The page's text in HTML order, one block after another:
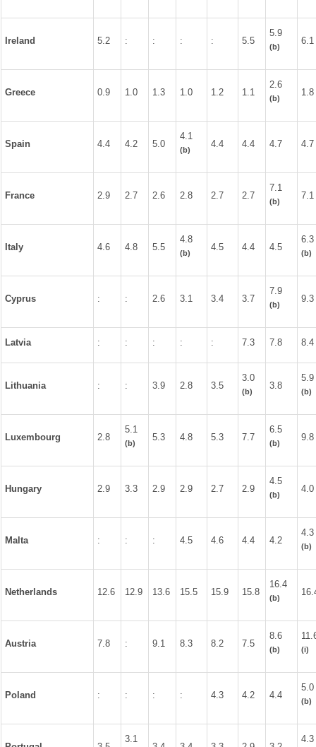
Ireland 5.2 : : : : 5.5
5.9
(b) 6.1
Greece 0.9 1.0 1.3 1.0 1.2 1.1
2.6
(b) 1.8
Spain 4.4 4.2 5.0
4.1
(b) 4.4 4.4 4.7 4.7
France 2.9 2.7 2.6 2.8 2.7 2.7
7.1
(b) 7.1
Italy 4.6 4.8 5.5
4.8
(b) 4.5 4.4 4.5
6.3
(b)
Cyprus : : 2.6 3.1 3.4 3.7
7.9
(b) 9.3
Latvia : : : : : 7.3 7.8 8.4
Lithuania : : 3.9 2.8 3.5
3.0
(b) 3.8
5.9
(b)
Luxembourg 2.8
5.1
(b) 5.3 4.8 5.3 7.7
6.5
(b) 9.8
Hungary 2.9 3.3 2.9 2.9 2.7 2.9
4.5
(b) 4.0
Malta : : : 4.5 4.6 4.4 4.2
4.3
(b)
Netherlands 12.6 12.9 13.6 15.5 15.9 15.8
16.4
(b)
Austria 7.8 : 9.1 8.3 8.2 7.5
8.6
(b) (i)
Poland : : : : 4.3 4.2 4.4
5.0
(b)
3.1 4.3